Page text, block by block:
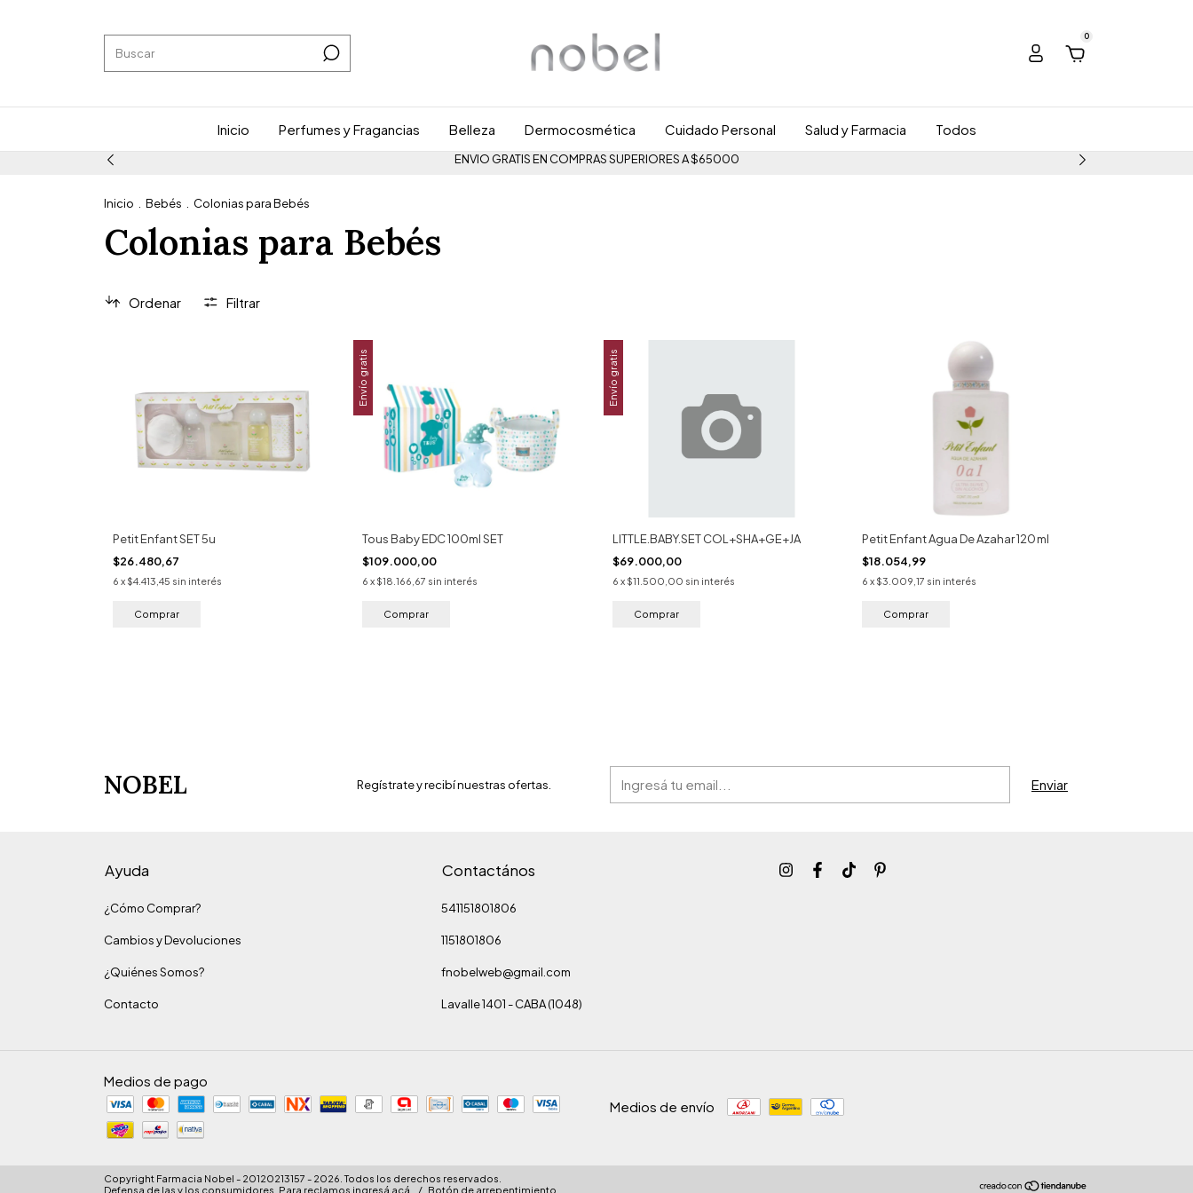
0
Inicio Perfumes y Fragancias Belleza Dermocosmética Cuidado Personal Salud y Farmacia Todos
ENVIO GRATIS EN COMPRAS SUPERIORES A $65000
Inicio Bebés Colonias para Bebés
Colonias para Bebés
Ordenar Filtrar
Petit Enfant SET 5u
$26.480,67
6 x $4.413,45 sin interés
Envío gratis
Tous Baby EDC 100ml SET
$109.000,00
6 x $18.166,67 sin interés
Envío gratis
LITTLE.BABY.SET COL+SHA+GE+JA
$69.000,00
6 x $11.500,00 sin interés
Petit Enfant Agua De Azahar 120 ml
$18.054,99
6 x $3.009,17 sin interés
NOBEL Regístrate y recibí nuestras ofertas.
Ayuda
¿Cómo Comprar?
Cambios y Devoluciones
¿Quiénes Somos?
Contacto
Contactános
541151801806
1151801806
fnobelweb@gmail.com
Lavalle 1401 - CABA (1048)
Medios de pago
Medios de envío
Copyright Farmacia Nobel - 20120213157 - 2026. Todos los derechos reservados.
Defensa de las y los consumidores. Para reclamos ingresá acá. / Botón de arrepentimiento